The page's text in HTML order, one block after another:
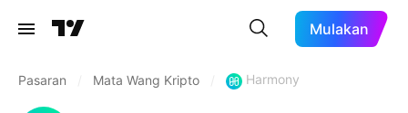
Mulakan
Pasaran Mata Wang Kripto Harmony